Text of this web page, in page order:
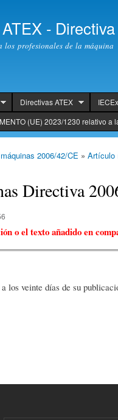
-
profesionales de la máquina
Directivas ATEX
IECEx
(UE) 2023/1230 relativo a
2006/42/CE » Artículo
Directiva
o el texto añadido en
los veinte días de su